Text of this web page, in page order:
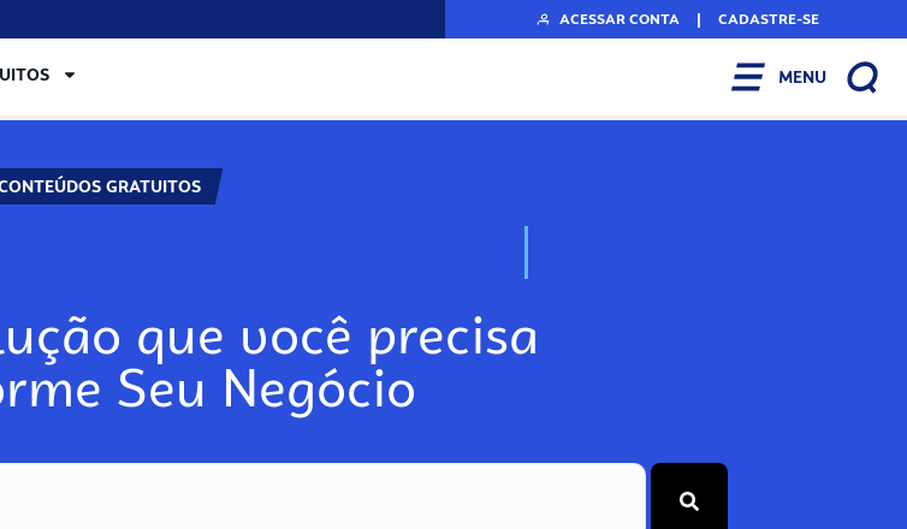
ACESSAR CONTA | CADASTRE-SE
MENU
GRATUITOS
N
que você precisa
Seu Negócio